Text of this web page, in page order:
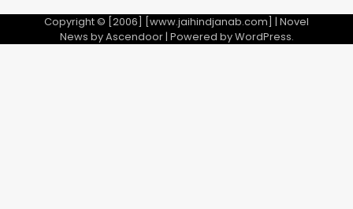
Copyright © [2006] [www.jaihindjanab.com] | Novel
News byAscendoor| Powered byWordPress.